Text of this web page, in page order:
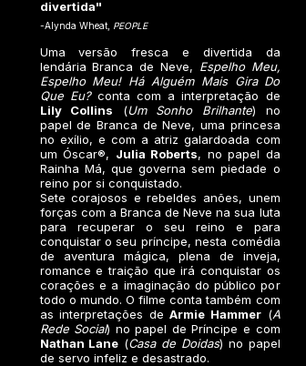
divertida"
-Alynda Wheat, PEOPLE
Uma versão fresca e divertida da
lendária Branca de Neve, Espelho Meu,
Espelho Meu! Há Alguém Mais Gira Do
Que Eu?conta com a interpretação de
Lily Collins (Um Sonho Brilhante) no
papel de Branca de Neve, uma princesa
no exílio, e com a atriz galardoada com
um Óscar®, Julia Roberts, no papel da
Rainha Má, que governa sem piedade o
reino por si conquistado.
Sete corajosos e rebeldes anões, unem
forças com a Branca de Neve na sua luta
para recuperar o seu reino e para
conquistar o seu príncipe, nesta comédia
de aventura mágica, plena de inveja,
romance e traição que irá conquistar os
corações e a imaginação do público por
todo o mundo. O filme conta também com
as interpretações deArmie Hammer(A
Rede Social) no papel de Príncipe e com
Nathan Lane (Casa de Doidas) no papel
de servo infeliz e desastrado.